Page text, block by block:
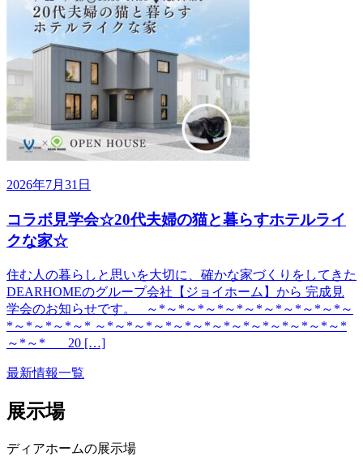
2026年7月31日
コラボ見学会☆20代夫婦の猫と暮らすホテルライ
クな家☆
住む人の暮らしと思いを大切に、確かな家づくりをしてきた
DEARHOMEのグループ会社【ジョイホーム】から 完成見
学会のお知らせです。 ～*～*～*～*～*～*～*～*～*～*～
*～*～*～*～* ～*～*～*～*～*～*～*～*～*～*～*～*～*
～*～* 20 […]
最新情報一覧
展示場
ディアホームの展示場